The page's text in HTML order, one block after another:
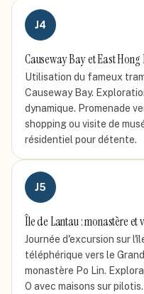
J4
Causeway Bay et East
Utilisation du fameux
Causeway Bay.
dynamique. Promenade
shopping ou visite de
résidentiel pour détente.
J5
Île de Lantau : monastère et
Journée d'excursion sur
téléphérique vers le
monastère Po Lin.
O avec maisons sur